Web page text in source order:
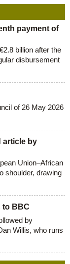
payment of
billion after the
disbursement
of 26 May 2026
article by
Union–African
shoulder, drawing
to BBC
by
Willis, who runs